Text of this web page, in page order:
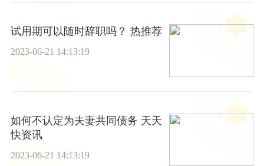
试用期可以随时辞职吗？ 热推荐
2023-06-21 14:13:19
如何不认定为夫妻共同债务 天天
快资讯
2023-06-21 14:13:19